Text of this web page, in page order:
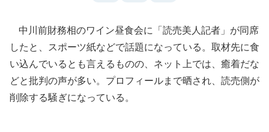
中川前財務相のワイン昼食会に「読売美人記者」が同席
したと、スポーツ紙などで話題になっている。取材先に食
い込んでいるとも言えるものの、ネット上では、癒着だな
どと批判の声が多い。プロフィールまで晒され、読売側が
削除する騒ぎになっている。